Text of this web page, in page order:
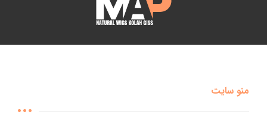
منو سایت